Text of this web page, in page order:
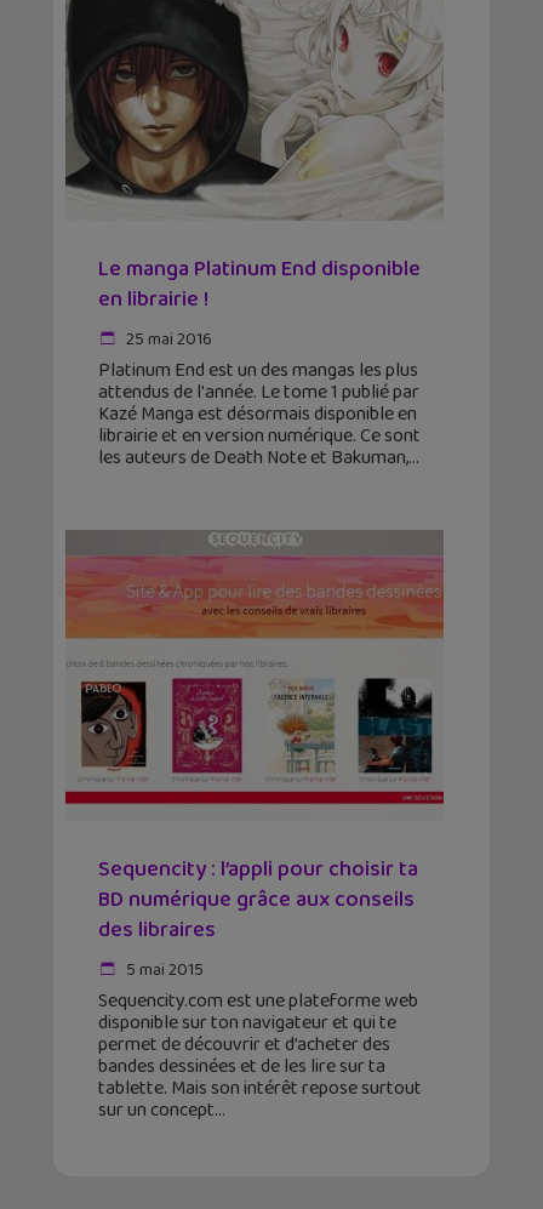
Le manga Platinum End disponible
en librairie !
25 mai 2016
Platinum End est un des mangas les plus
attendus de l'année. Le tome 1 publié par
Kazé Manga est désormais disponible en
librairie et en version numérique. Ce sont
les auteurs de Death Note et Bakuman,
Sequencity : l’appli pour choisir ta
BD numérique grâce aux conseils
des libraires
5 mai 2015
Sequencity.com est une plateforme web
disponible sur ton navigateur et qui te
permet de découvrir et d’acheter des
bandes dessinées et de les lire sur ta
tablette. Mais son intérêt repose surtout
sur un concept